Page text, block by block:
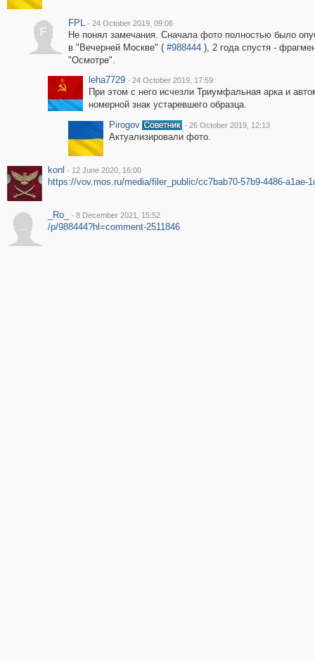
F
FPL · 24 October 2019, 09:06
Не понял замечания. Сначала фото полностью было
в "Вечерней Москве" ( #988444), 2 года спустя -
"Осмотре".
leha7729 · 24 October 2019, 17:59
При этом с него исчезли Триумфальная арка и
номерной знак устаревшего образца.
Pirogov
· 26 October 2019, 12:13
Актуализировали фото.
konl · 12 June 2020, 16:00
https://vov.mos.ru/media/filer_public/cc7bab70-57b9-4486-a1ae-
_Ro_ · 8 December 2021, 15:52
/p/988444?hl=comment-2511846